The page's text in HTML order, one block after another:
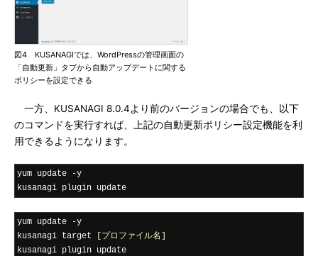
図4 KUSANAGIでは、WordPressの管理画面の
「自動更新」タブから自動アップデートに関する
ポリシーを設定できる
一方、KUSANAGI 8.0.4より前のバージョンの場合でも、以下
のコマンドを実行すれば、上記の自動更新ポリシー設定機能を利
用できるようになります。
yum update -y
kusanagi plugin update
yum update -y
kusanagi target
[プロファイル名]
kusanagi plugin update